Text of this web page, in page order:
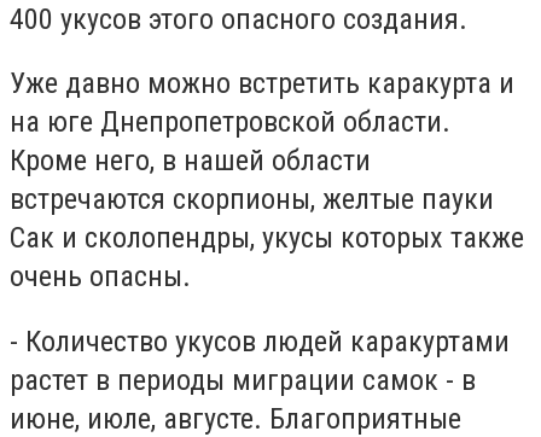
400 укусов этого опасного создания.
Уже давно можно встретить каракурта и
на юге Днепропетровской области.
Кроме него, в нашей области
встречаются скорпионы, желтые пауки
Сак и сколопендры, укусы которых также
очень опасны.
- Количество укусов людей каракуртами
растет в периоды миграции самок - в
июне, июле, августе. Благоприятные